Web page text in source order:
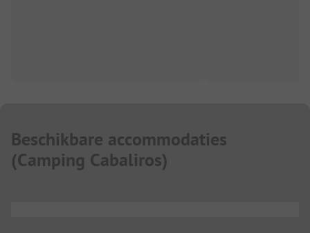
Beschikbare accommodaties
(Camping Cabaliros)